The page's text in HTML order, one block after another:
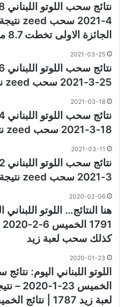
الجائزة الاولى تخطت 8.7 مليار
2021-03-25
25-3-2021 سحب zeed نتيجة سحب loto 1886
2021-03-18
18-3-2021 سحب zeed نتيجة سحب loto 1884
2021-03-11
3-2021 سحب zeed نتيجة سحب loto 1882
2020-02-06
هنا النتائج… اللوتو
كذلك سحب لعبة زيد
2020-01-23
الخميس